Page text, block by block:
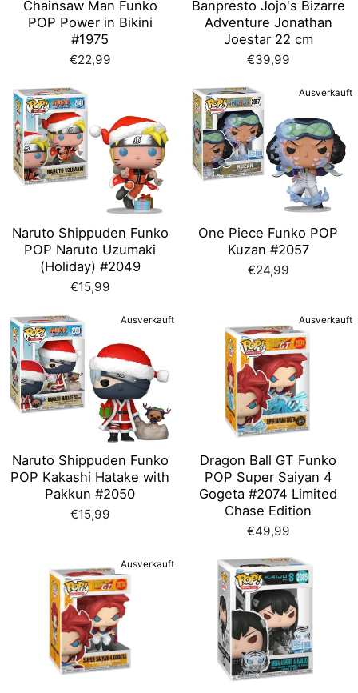
Chainsaw Man Funko
POP Power in Bikini
#1975
€22,99
Banpresto Jojo's Bizarre
Adventure Jonathan
Joestar 22 cm
€39,99
Naruto Shippuden Funko
POP Naruto Uzumaki
(Holiday) #2049
€15,99
Ausverkauft
One Piece Funko POP
Kuzan #2057
€24,99
Ausverkauft
Naruto Shippuden Funko
POP Kakashi Hatake with
Pakkun #2050
€15,99
Ausverkauft
Dragon Ball GT Funko
POP Super Saiyan 4
Gogeta #2074 Limited
Chase Edition
€49,99
Ausverkauft